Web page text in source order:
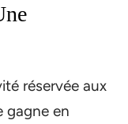
réservée aux
gagne en